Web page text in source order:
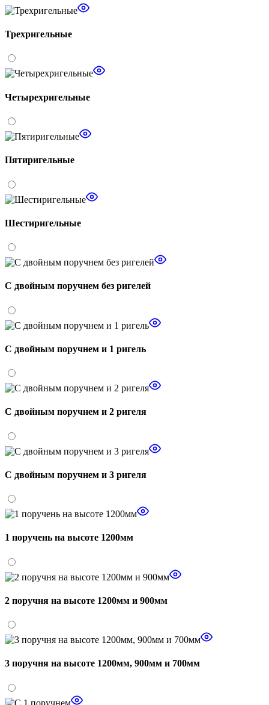
Трехригельные
Четырехригельные
Пятиригельные
Шестиригельные
С двойным поручнем без ригелей
С двойным поручнем и 1 ригель
С двойным поручнем и 2 ригеля
С двойным поручнем и 3 ригеля
1 поручень на высоте 1200мм
2 поручня на высоте 1200мм и 900мм
3 поручня на высоте 1200мм, 900мм и 700мм